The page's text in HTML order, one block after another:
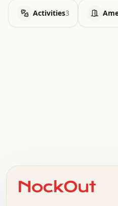
Activities3
+   .   .   .   .   .